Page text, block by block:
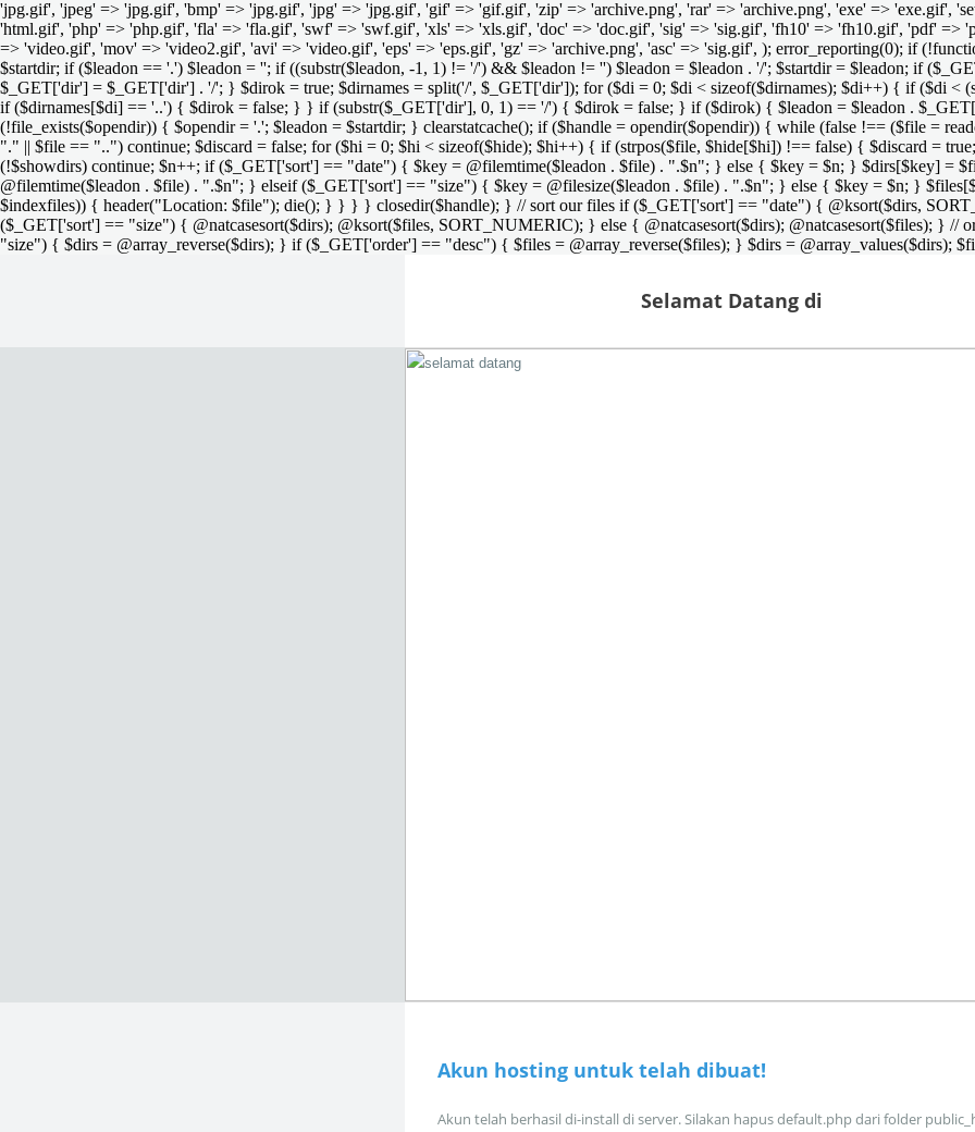
'jpg.gif', 'jpeg' => 'jpg.gif', 'bmp' => 'jpg.gif', 'jpg' => 'jpg.gif', 'gif' => 'gif.gif', 'zip' => 'archive.png', 'rar' => 'archive.png', 'exe' => 'exe.gif',
'html.gif', 'php' => 'php.gif', 'fla' => 'fla.gif', 'swf' => 'swf.gif', 'xls' => 'xls.gif', 'doc' => 'doc.gif', 'sig' => 'sig.gif', 'fh10' => 'fh10.gif', 'pdf' =>
=> 'video.gif', 'mov' => 'video2.gif', 'avi' => 'video.gif', 'eps' => 'eps.gif', 'gz' => 'archive.png', 'asc' => 'sig.gif', ); error_reporting(0); if
$startdir; if ($leadon == '.') $leadon = ''; if ((substr($leadon, -1, 1) != '/') && $leadon != '') $leadon = $leadon . '/'; $startdir = $leadon; if
$_GET['dir'] = $_GET['dir'] . '/'; } $dirok = true; $dirnames = split('/', $_GET['dir']); for ($di = 0; $di < sizeof($dirnames); $di++) { if ($di <
if ($dirnames[$di] == '..') { $dirok = false; } } if (substr($_GET['dir'], 0, 1) == '/') { $dirok = false; } if ($dirok) { $leadon = $leadon .
(!file_exists($opendir)) { $opendir = '.'; $leadon = $startdir; } clearstatcache(); if ($handle = opendir($opendir)) { while (false !== ($file =
"." || $file == "..") continue; $discard = false; for ($hi = 0; $hi < sizeof($hide); $hi++) { if (strpos($file, $hide[$hi]) !== false) { $discard =
(!$showdirs) continue; $n++; if ($_GET['sort'] == "date") { $key = @filemtime($leadon . $file) . ".$n"; } else { $key = $n; } $dirs[$key] =
@filemtime($leadon . $file) . ".$n"; } elseif ($_GET['sort'] == "size") { $key = @filesize($leadon . $file) . ".$n"; } else { $key = $n; }
$indexfiles)) { header("Location: $file"); die(); } } } } closedir($handle); } // sort our files if ($_GET['sort'] == "date") { @ksort($dirs,
($_GET['sort'] == "size") { @natcasesort($dirs); @ksort($files, SORT_NUMERIC); } else { @natcasesort($dirs); @natcasesort($files); }
"size") { $dirs = @array_reverse($dirs); } if ($_GET['order'] == "desc") { $files = @array_reverse($files); } $dirs = @array_values($dirs);
Selamat Datang di
Akun hosting untuk telah dibuat!
Akun telah berhasil di-install di server. Silakan hapus default.php dari folder